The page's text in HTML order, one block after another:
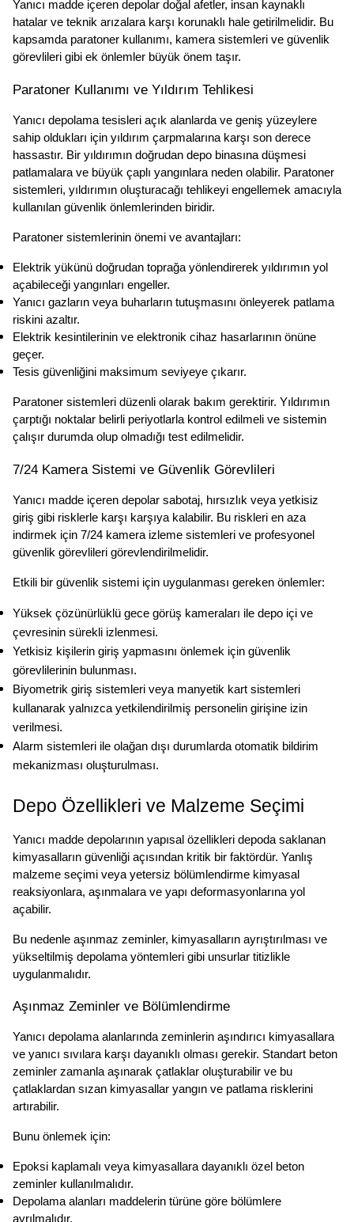
Yanıcı madde içeren depolar doğal afetler, insan kaynaklı
hatalar ve teknik arızalara karşı korunaklı hale getirilmelidir. Bu
kapsamda paratoner kullanımı, kamera sistemleri ve güvenlik
görevlileri gibi ek önlemler büyük önem taşır.
Paratoner Kullanımı ve Yıldırım Tehlikesi
Yanıcı depolama tesisleri açık alanlarda ve geniş yüzeylere
sahip oldukları için yıldırım çarpmalarına karşı son derece
hassastır. Bir yıldırımın doğrudan depo binasına düşmesi
patlamalara ve büyük çaplı yangınlara neden olabilir. Paratoner
sistemleri, yıldırımın oluşturacağı tehlikeyi engellemek amacıyla
kullanılan güvenlik önlemlerinden biridir.
Paratoner sistemlerinin önemi ve avantajları:
Elektrik yükünü doğrudan toprağa yönlendirerek yıldırımın yol
açabileceği yangınları engeller.
Yanıcı gazların veya buharların tutuşmasını önleyerek patlama
riskini azaltır.
Elektrik kesintilerinin ve elektronik cihaz hasarlarının önüne
geçer.
Tesis güvenliğini maksimum seviyeye çıkarır.
Paratoner sistemleri düzenli olarak bakım gerektirir. Yıldırımın
çarptığı noktalar belirli periyotlarla kontrol edilmeli ve sistemin
çalışır durumda olup olmadığı test edilmelidir.
7/24 Kamera Sistemi ve Güvenlik Görevlileri
Yanıcı madde içeren depolar sabotaj, hırsızlık veya yetkisiz
giriş gibi risklerle karşı karşıya kalabilir. Bu riskleri en aza
indirmek için 7/24 kamera izleme sistemleri ve profesyonel
güvenlik görevlileri görevlendirilmelidir.
Etkili bir güvenlik sistemi için uygulanması gereken önlemler:
Yüksek çözünürlüklü gece görüş kameraları ile depo içi ve
çevresinin sürekli izlenmesi.
Yetkisiz kişilerin giriş yapmasını önlemek için güvenlik
görevlilerinin bulunması.
Biyometrik giriş sistemleri veya manyetik kart sistemleri
kullanarak yalnızca yetkilendirilmiş personelin girişine izin
verilmesi.
Alarm sistemleri ile olağan dışı durumlarda otomatik bildirim
mekanizması oluşturulması.
Depo Özellikleri ve Malzeme Seçimi
Yanıcı madde depolarının yapısal özellikleri depoda saklanan
kimyasalların güvenliği açısından kritik bir faktördür. Yanlış
malzeme seçimi veya yetersiz bölümlendirme kimyasal
reaksiyonlara, aşınmalara ve yapı deformasyonlarına yol
açabilir.
Bu nedenle aşınmaz zeminler, kimyasalların ayrıştırılması ve
yükseltilmiş depolama yöntemleri gibi unsurlar titizlikle
uygulanmalıdır.
Aşınmaz Zeminler ve Bölümlendirme
Yanıcı depolama alanlarında zeminlerin aşındırıcı kimyasallara
ve yanıcı sıvılara karşı dayanıklı olması gerekir. Standart beton
zeminler zamanla aşınarak çatlaklar oluşturabilir ve bu
çatlaklardan sızan kimyasallar yangın ve patlama risklerini
artırabilir.
Bunu önlemek için:
Epoksi kaplamalı veya kimyasallara dayanıklı özel beton
zeminler kullanılmalıdır.
Depolama alanları maddelerin türüne göre bölümlere
ayrılmalıdır.